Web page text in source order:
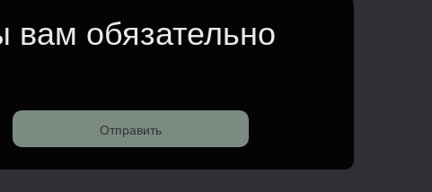
вам обязательно